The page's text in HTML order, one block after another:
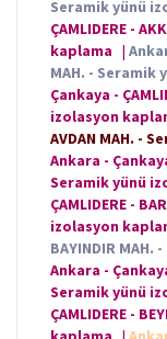
Seramik yünü
ÇAMLIDERE -
kaplama |
MAH. - Seramik
Çankaya -
izolasyon
AVDAN MAH. -
Ankara -
Seramik yünü
ÇAMLIDERE -
izolasyon
BAYINDIR
Ankara - Çankaya
Seramik yünü
ÇAMLIDERE -